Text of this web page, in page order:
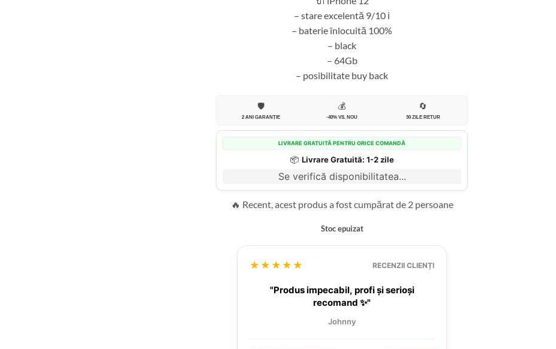
– stare excelentă 9/10 ℹ️
– baterie înlocuită 100%
– black
– 64Gb
– posibilitate buy back
🛡️
2 ANI GARANȚIE
💰
-40% VS. NOU
🔄
30 ZILE RETUR
LIVRARE GRATUITĂ PENTRU ORICE COMANDĂ
📦 Livrare Gratuită: 1-2 zile
Se verifică disponibilitatea...
🔥 Recent, acest produs a fost cumpărat de 2 persoane
Stoc epuizat
★★★★★ RECENZII CLIENȚI
"Produs impecabil, profi și serioși
recomand ✨"
Johnny